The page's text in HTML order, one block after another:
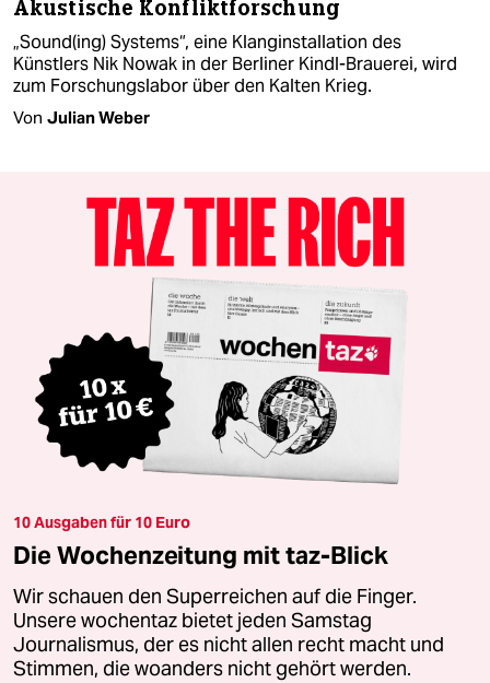
Akustische Konfliktforschung
„Sound(ing) Systems“, eine Klanginstallation des
Künstlers Nik Nowak in der Berliner Kindl-Brauerei, wird
zum Forschungslabor über den Kalten Krieg.
Von Julian Weber
10 Ausgaben für 10 Euro
Die Wochenzeitung mit taz-Blick
Wir schauen den Superreichen auf die Finger.
Unsere wochentaz bietet jeden Samstag
Journalismus, der es nicht allen recht macht und
Stimmen, die woanders nicht gehört werden.